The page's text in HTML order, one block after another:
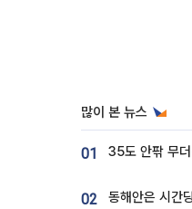
많이 본 뉴스
01
02